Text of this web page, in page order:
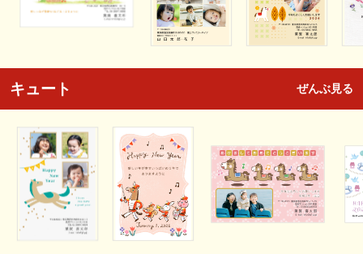
キュート ぜんぶ見る